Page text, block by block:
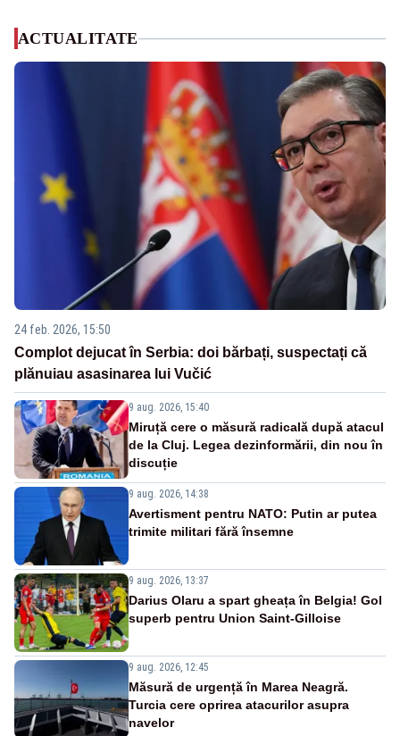
ACTUALITATE
24 feb. 2026, 15:50
Complot dejucat în Serbia: doi bărbați, suspectați că
plănuiau asasinarea lui Vučić
9 aug. 2026, 15:40
Miruță cere o măsură radicală după atacul
de la Cluj. Legea dezinformării, din nou în
discuție
9 aug. 2026, 14:38
Avertisment pentru NATO: Putin ar putea
trimite militari fără însemne
9 aug. 2026, 13:37
Darius Olaru a spart gheața în Belgia! Gol
superb pentru Union Saint-Gilloise
9 aug. 2026, 12:45
Măsură de urgență în Marea Neagră.
Turcia cere oprirea atacurilor asupra
navelor